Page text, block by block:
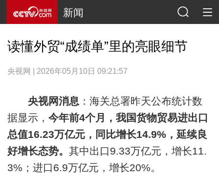
新闻
读懂外贸“成绩单”里的亮眼细节
央视网 | 2026年05月10日 09:21:57
央视网消息 ：海关总署昨天公布统计数
据显示， 今年前4个月，我国货物贸易进出口
总值16.23万亿元，同比增长14.9%，延续良
好增长态势。 其中出口9.33万亿元，增长11.
3%；进口6.9万亿元，增长20%。